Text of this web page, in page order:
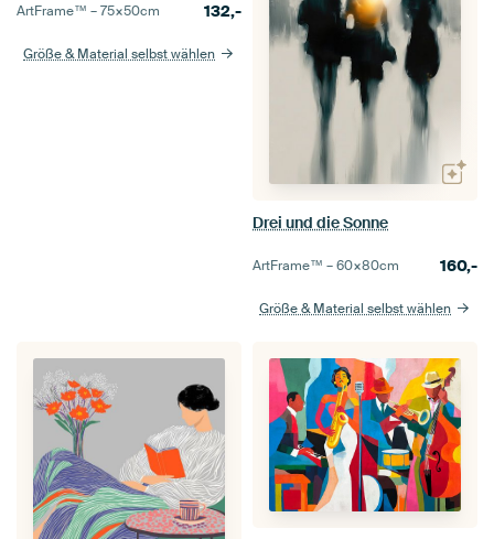
ArtFrame™ –75×50cm 132,-
Größe & Material selbst wählen
Drei und die Sonne
ArtFrame™ –60×80cm 160,-
Größe & Material selbst wählen